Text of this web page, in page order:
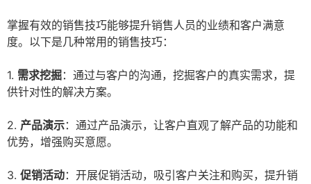
掌握有效的销售技巧能够提升销售人员的业绩和客户满意
度。以下是几种常用的销售技巧：
1. 需求挖掘：通过与客户的沟通，挖掘客户的真实需求，提
供针对性的解决方案。
2. 产品演示：通过产品演示，让客户直观了解产品的功能和
优势，增强购买意愿。
3. 促销活动：开展促销活动，吸引客户关注和购买，提升销